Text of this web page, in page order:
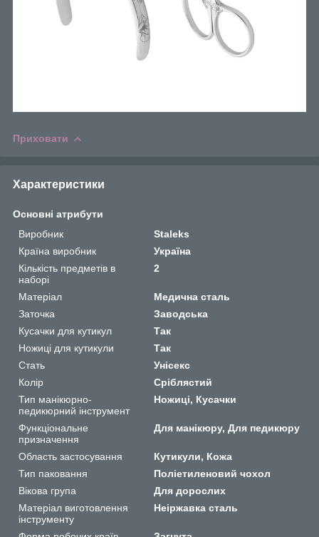
Приховати
Характеристики
Основні атрибути
Виробник
Staleks
Країна виробник
Україна
Кількість предметів в
наборі
2
Матеріал
Медична сталь
Заточка
Заводська
Кусачки для кутикул
Так
Ножиці для кутикули
Так
Стать
Унісекс
Колір
Сріблястий
Тип манікюрно-
педикюрний інструмент
Ножиці, Кусачки
Функціональне
призначення
Для манікюру, Для педикюру
Область застосування
Кутикули, Кожа
Тип паковання
Поліетиленовий чохол
Вікова група
Для дорослих
Матеріал виготовлення
інструменту
Неіржавка сталь